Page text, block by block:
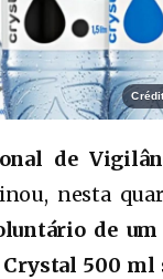
de
nesta
de um
500 ml